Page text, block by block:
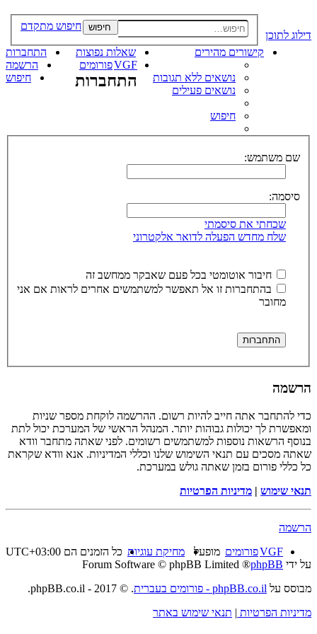
דילוג לתוכן
חיפוש חיפוש מתקדם
קישורים מהירים
נושאים ללא תגובות
נושאים פעילים
חיפוש
שאלות נפוצות
התחברות
הרשמה
VGFפורומים
חיפוש
התחברות
שם משתמש:
סיסמה:
שכחתי את סיסמתי
שלח מחדש הפעלה לדואר אלקטרוני
חיבור אוטומטי בכל פעם שאבקר ממחשב זה
בהתחברות זו אל תאפשר למשתמשים אחרים לראות אם אני
מחובר
הרשמה
כדי להתחבר אתה חייב להיות רשום. ההרשמה לוקחת מספר שניות
ומאפשרת לך יכולות גבוהות יותר. המנהל הראשי של המערכת יכול לתת
בנוסף הרשאות נוספות למשתמשים רשומים. לפני שאתה מתחבר וודא
שאתה מסכים עם תנאי השימוש שלנו וכללי המדיניות. אנא וודא שקראת
כל כללי פורום בזמן שאתה גולש במערכת.
תנאי שימוש | מדיניות הפרטיות
הרשמה
VGFפורומים כל הזמנים הם UTC+03:00 מחיקת עוגיות
מופעל
על ידי phpBB
® Forum Software © phpBB Limited
מבוסס על phpBB.co.il - פורומים בעברית
. © 2017 - phpBB.co.il.
מדיניות הפרטיות | תנאי שימוש באתר